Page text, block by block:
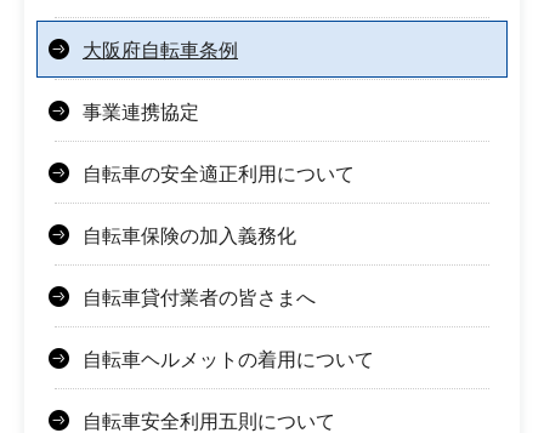
大阪府自転車条例
事業連携協定
自転車の安全適正利用について
自転車保険の加入義務化
自転車貸付業者の皆さまへ
自転車ヘルメットの着用について
自転車安全利用五則について